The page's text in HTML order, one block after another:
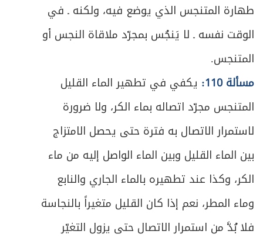
طهارة المتنجس الذي يوضع فيه، ولكنه ـ في
الوقت نفسه ـ لا يَنجُس بمجرّد ملاقاة النجس أو
المتنجس.
مسألة 110:
يكفي في تطهير الماء القليل
المتنجس مجرّد اتصاله بماء الكر، ولا ضرورة
لاستمرار الاتصال به فترة حتى يحصل الامتزاج
بين الماء القليل وبين الماء الواصل إليه من ماء
الكر، وكذا عند تطهيره بالماء الجاري والنابع
وماء المطر، نعم إذا كان القليل متغيراً بالنجاسة
فلا بُدَّ من استمرار الاتصال حتى يزول التغيّر